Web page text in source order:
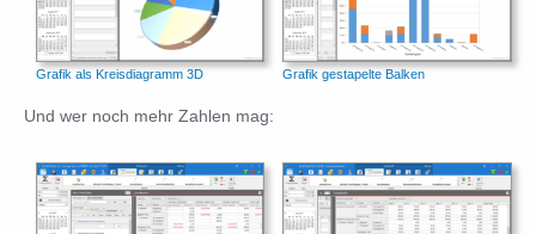
Grafik als Kreisdiagramm 3D Grafik gestapelte Balken
Und wer noch mehr Zahlen mag: